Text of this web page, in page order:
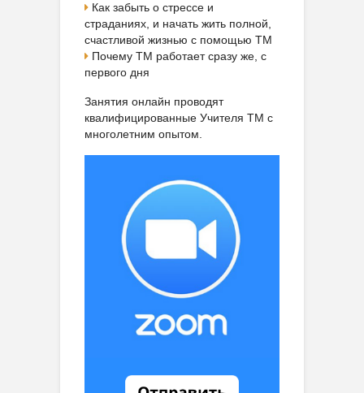
Как забыть о стрессе и
страданиях, и начать жить полной,
счастливой жизнью с помощью ТМ
Почему ТМ работает сразу же, с
первого дня
Занятия онлайн проводят
квалифицированные Учителя ТМ с
многолетним опытом.